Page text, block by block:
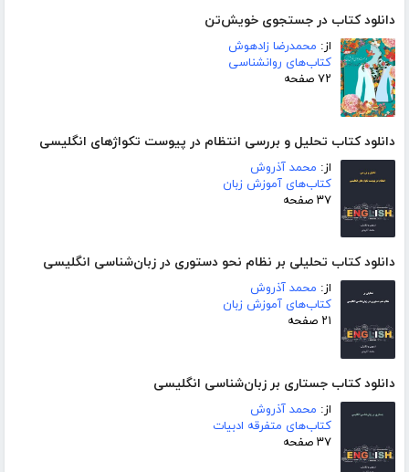
دانلود کتاب در جستجوی خویش‌تن
از: محمدرضا زادهوش
کتاب‌های روانشناسی
۷۲ صفحه
دانلود کتاب تحلیل و بررسی انتظام در پیوست تکواژهای انگلیسی
از: محمد آذروش
کتاب‌های آموزش زبان
۳۷ صفحه
دانلود کتاب تحلیلی بر نظام نحو دستوری در زبان‌شناسی انگلیسی
از: محمد آذروش
کتاب‌های آموزش زبان
۲۱ صفحه
دانلود کتاب جستاری بر زبان‌شناسی انگلیسی
از: محمد آذروش
کتاب‌های متفرقه ادبیات
۳۷ صفحه